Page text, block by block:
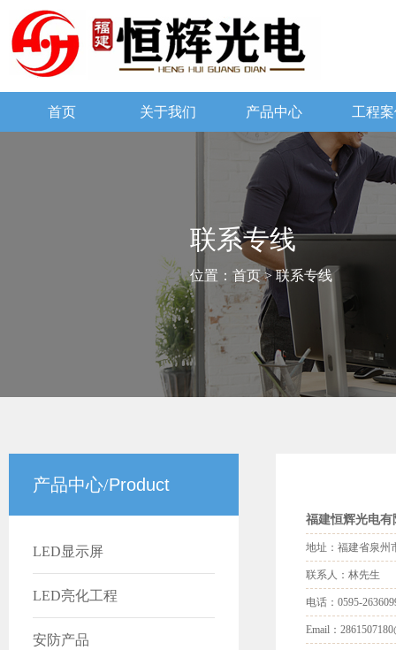
首页 关于我们 产品中心 工程
联系专线
位置： 首页> 联系专线
产品中心/Product
LED显示屏
LED亮化工程
安防产品
福建恒辉光电有
地址：福建省泉州
联系人：林先生
电话：0595-
Email：